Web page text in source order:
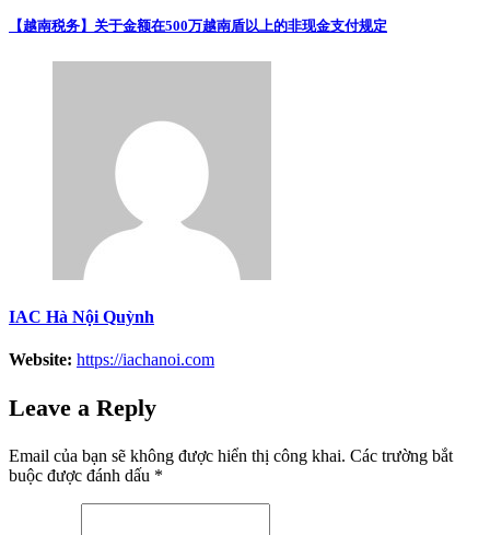
【越南税务】关于金额在500万越南盾以上的非现金支付规定
IAC Hà Nội Quỳnh
Website: https://iachanoi.com
Leave a Reply
Email của bạn sẽ không được hiển thị công khai. Các trường bắt
buộc được đánh dấu *